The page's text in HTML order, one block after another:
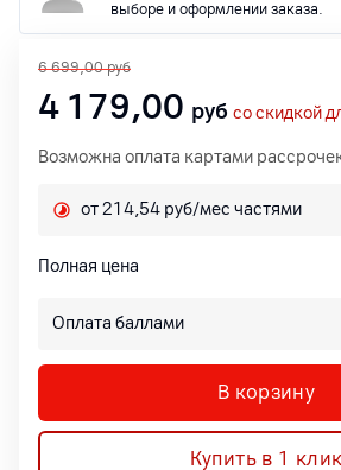
выборе и оформлении заказа.
6 699,00 руб
4 179,00 руб со скидкой
Возможна оплата картами
от 214,54 руб/мес частями
Полная цена
Оплата баллами
В корзину
Купить в 1 клик